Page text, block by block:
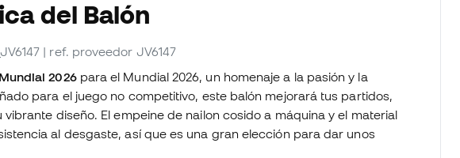
del Balón
| ref. proveedor JV6147
2026para el Mundial 2026, un homenaje a la pasión y la
para el juego no competitivo, este balón mejorará tus partidos,
diseño. El empeine de nailon cosido a máquina y el material
al desgaste, así que es una gran elección para dar unos